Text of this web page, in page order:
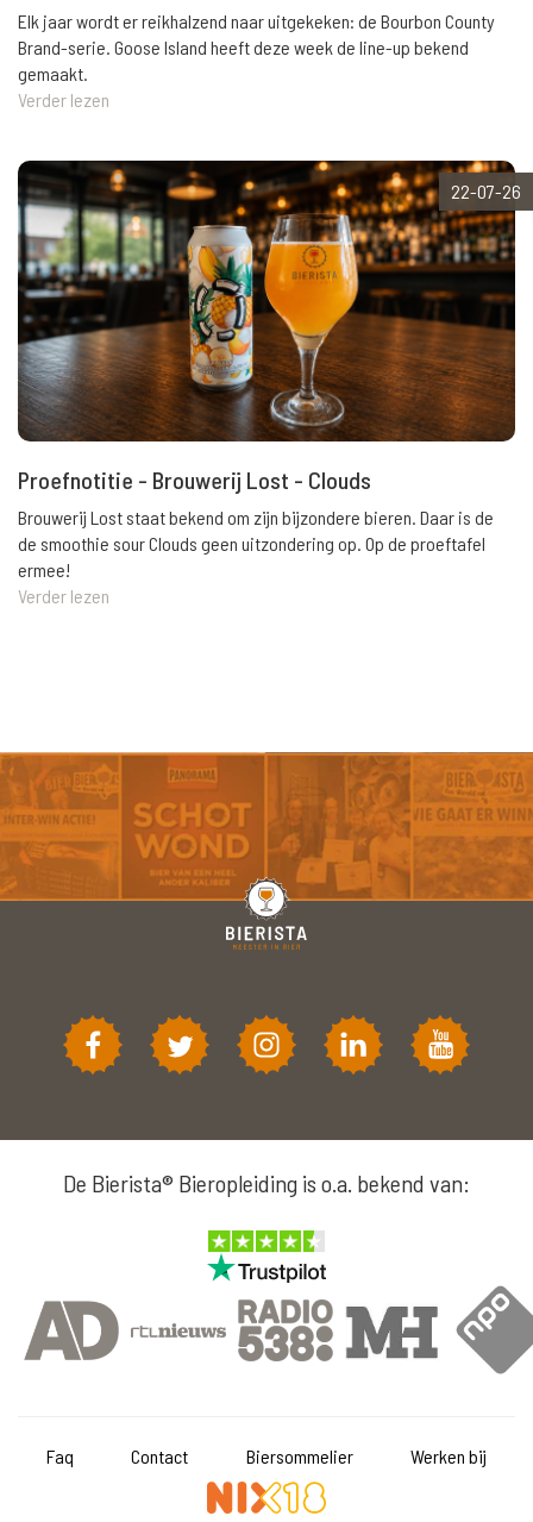
Elk jaar wordt er reikhalzend naar uitgekeken: de Bourbon County
Brand-serie. Goose Island heeft deze week de line-up bekend
gemaakt.
Verder lezen
22-07-26
Proefnotitie - Brouwerij Lost - Clouds
Brouwerij Lost staat bekend om zijn bijzondere bieren. Daar is de
de smoothie sour Clouds geen uitzondering op. Op de proeftafel
ermee!
Verder lezen
De Bierista® Bieropleiding is o.a. bekend van:
Faq Contact Biersommelier Werken bij